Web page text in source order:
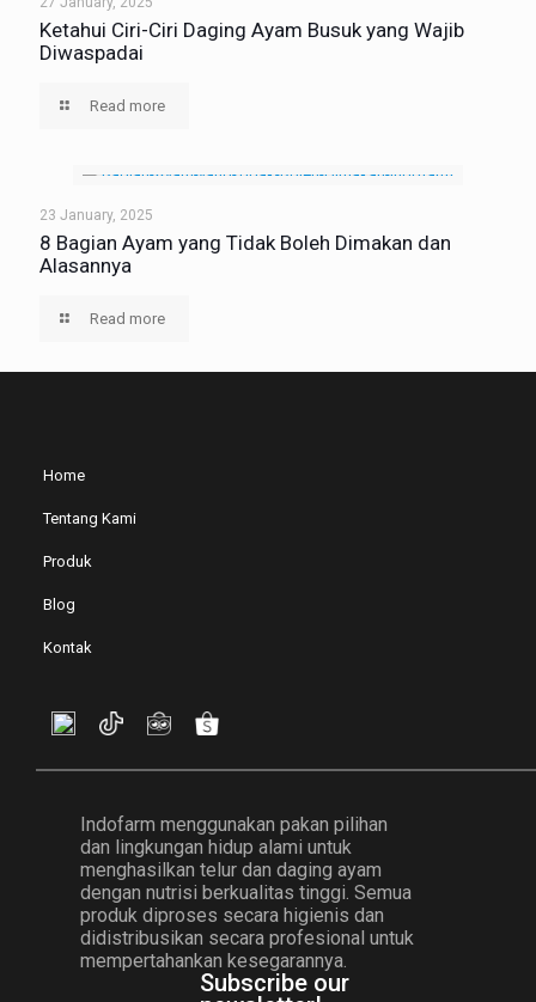
Ketahui Ciri-Ciri Daging Ayam Busuk yang Wajib
Diwaspadai
Read more
23 January, 2025
8 Bagian Ayam yang Tidak Boleh Dimakan dan
Alasannya
Read more
Home
Tentang Kami
Produk
Blog
Kontak
Indofarm menggunakan pakan pilihan
dan lingkungan hidup alami untuk
menghasilkan telur dan daging ayam
dengan nutrisi berkualitas tinggi. Semua
produk diproses secara higienis dan
didistribusikan secara profesional untuk
mempertahankan kesegarannya.
Subscribe our